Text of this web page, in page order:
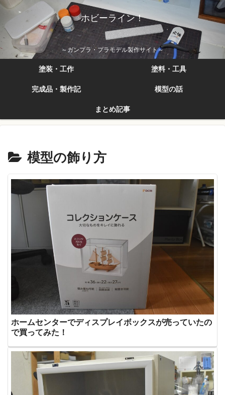
ホビーライン！
～ガンプラ・プラモデル製作サイト～
塗装・工作 塗料・工具
完成品・製作記 模型の話
まとめ記事
模型の飾り方
ホームセンターでディスプレイボックスが売っていたの
で買ってみた！